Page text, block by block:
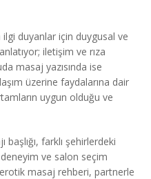
ilgi duyanlar için duygusal ve
iletişim ve rıza
masaj yazısında ise
üzerine faydalarına dair
uygun olduğu ve
farklı şehirlerdeki
ve salon seçim
masaj rehberi, partnerle